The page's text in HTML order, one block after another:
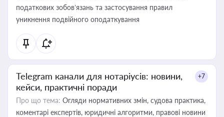
податкових зобов’язань та застосування правил
уникнення подвійного оподаткування
Telegram канали для нотаріусів: новини,
кейси, практичні поради
+7
Про що тема: Огляди нормативних змін, судова практика,
коментарі експертів, юридичні алгоритми, правові новини